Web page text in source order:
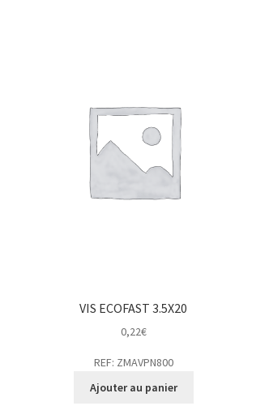
VIS ECOFAST 3.5X20
0,22€
REF: ZMAVPN800
Ajouter au panier